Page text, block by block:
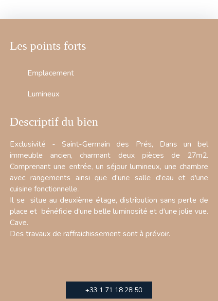
Les points forts
Emplacement
Lumineux
Descriptif du bien
Exclusivité - Saint-Germain des Prés, Dans un bel
immeuble ancien, charmant deux pièces de 27m2.
Comprenant une entrée, un séjour lumineux, une chambre
avec rangements ainsi que d'une salle d'eau et d'une
cuisine fonctionnelle.
Il se situe au deuxième étage, distribution sans perte de
place et bénéficie d'une belle luminosité et d'une jolie vue.
Cave.
Des travaux de raffraichissement sont à prévoir.
+33 1 71 18 28 50